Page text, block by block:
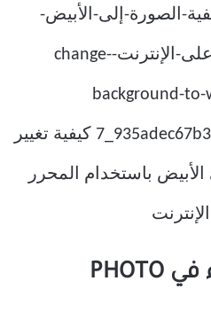
جعل خلفية بيضاء في PHOTO